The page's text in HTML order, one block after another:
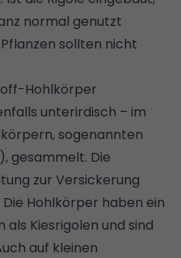
normal genutzt
sollten nicht
Hohlkörper
unterirdisch – im
sogenannten
gesammelt. Die
zur Versickerung
Hohlkörper haben ein
Kiesrigolen und sind
auf kleinen